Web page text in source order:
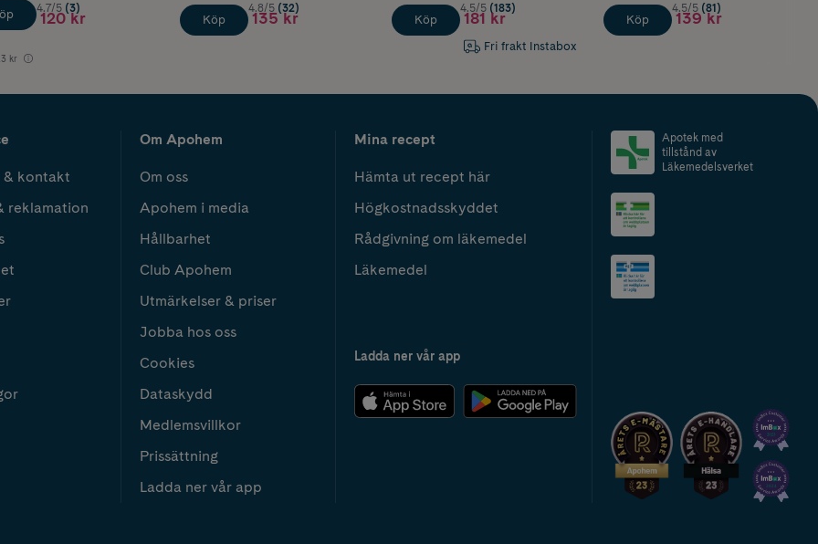
kr
4.7/5 (3)
120 kr Köp
4.8/5 (32)
135 kr Köp
4.5/5 (183)
181 kr
Fri frakt Instabox
Köp
4.5/5 (81)
139 kr
& kontakt
reklamation
Om Apohem
Om oss
Apohem i media
Hållbarhet
Club Apohem
Utmärkelser & priser
Jobba hos oss
Cookies
Dataskydd
Medlemsvillkor
Prissättning
Ladda ner vår app
Mina recept
Hämta ut recept här
Högkostnadsskyddet
Rådgivning om läkemedel
Läkemedel
Ladda ner vår app
Apotek med
tillstånd av
Läkemedelsverket
2024